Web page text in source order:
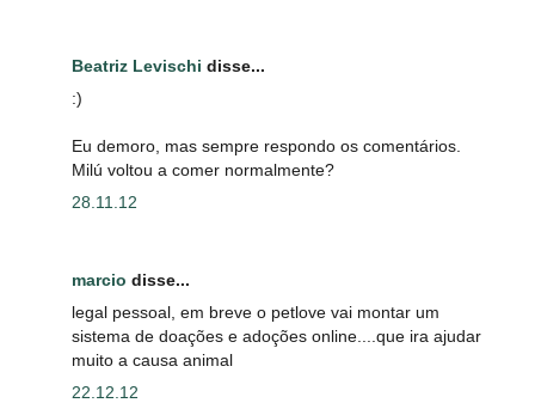
Beatriz Levischi disse...
:)
Eu demoro, mas sempre respondo os comentários.
Milú voltou a comer normalmente?
28.11.12
marcio disse...
legal pessoal, em breve o petlove vai montar um
sistema de doações e adoções online....que ira ajudar
muito a causa animal
22.12.12